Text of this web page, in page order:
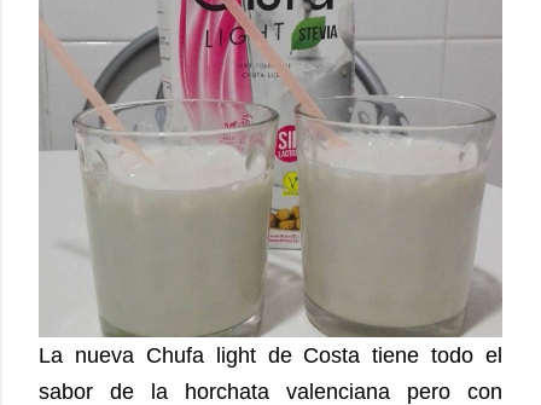
La nueva Chufa light de Costa tiene todo el
sabor de la horchata valenciana pero con